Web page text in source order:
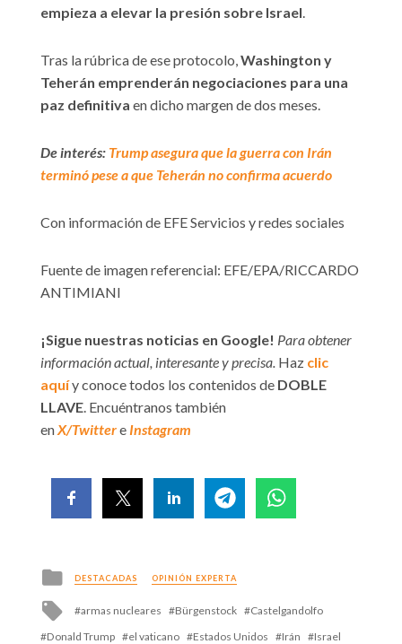
empieza a elevar la presión sobre Israel
Tras la rúbrica de ese protocolo, Washington y
Teherán emprenderán negociaciones para una
paz definitiva en dicho margen de dos meses.
De interés: Trump asegura que la guerra con Irán
terminó pese a que Teherán no confirma acuerdo
Con información de EFE Servicios y redes sociales
Fuente de imagen referencial: EFE/EPA/RICCARDO
ANTIMIANI
¡Sigue nuestras noticias en Google! Para obtener
información actual, interesante y precisa. Haz clic
aquíy conoce todos los contenidos de DOBLE
LLAVE . Encuéntranos también
en X/Twittere Instagram
Posted
in
DESTACADAS OPINIÓN EXPERTA
Tagged
with
armas nucleares Bürgenstock
Castelgandolfo
Donald Trump
el vaticano Estados Unidos Irán
Israel